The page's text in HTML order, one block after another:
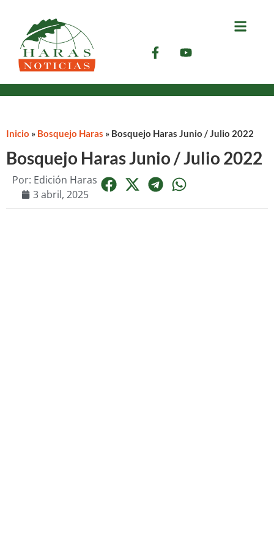
Inicio » Bosquejo Haras » Bosquejo Haras Junio / Julio 2022
Bosquejo Haras Junio / Julio 2022
Por: Edición Haras
3 abril, 2025